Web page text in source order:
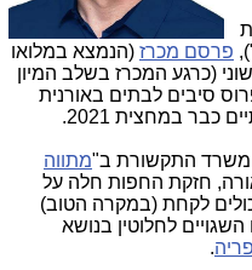
פרסם מכרז (הנמצא במלואו
(כרגע המכרז בשלב המיון
סיבים לבתים באורנית
במחצית 2021.
משרד התקשורת ב"מתווה
חזקת החפות חלה על
לקחת (במקרה הטוב)
לחלוטין בנושא
.